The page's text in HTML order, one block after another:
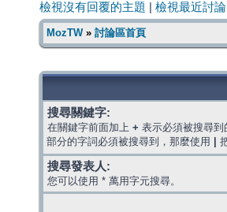
檢視沒有回覆的主題 檢視最近討
MozTW» 討論區首頁
搜尋關鍵字:
在關鍵字前面加上 + 表示必須被搜尋
部分的字詞必須被搜尋到，那麼使用
搜尋發表人:
您可以使用 * 萬用字元搜尋。